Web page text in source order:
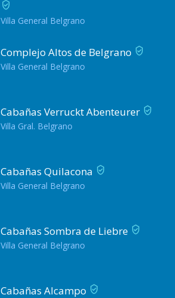
Villa General Belgrano
Complejo Altos de Belgrano
Villa General Belgrano
Cabañas Verruckt Abenteurer
Villa Gral. Belgrano
Cabañas Quilacona
Villa General Belgrano
Cabañas Sombra de Liebre
Villa General Belgrano
Cabañas Alcampo